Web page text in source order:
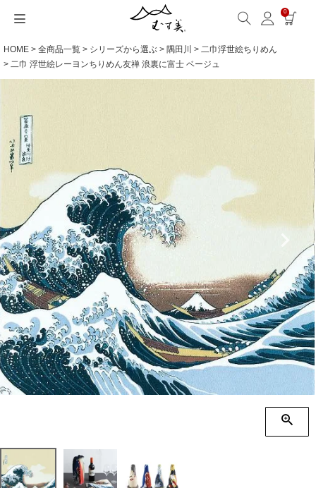
0
HOME 全商品一覧 シリーズから選ぶ 隅田川
二巾浮世絵ちりめん
二巾 浮世絵レーヨンちりめん友禅 浪裏に富士 ベージュ
サイズから選ぶ
Sサイズ(約45～50cm)
Mサイズ(約68～70cm)
Lサイズ(約90～120cm)
XLサイズ(約130cm～)
ギフトシーンから選ぶ
内祝い
婚礼・引出物
卒入学・就職祝い
弔事・法事
記念品
海外へのお土産
季節の贈り物
プチギフト
ギフトラッピング
シーンから選ぶ
毎日使うもの
お買い物
旅行
インテリア
ギフトラッピング
とっておきの日
素材から選ぶ
綿(コットン)
ポリエステル
リネン
ウール
レーヨン
正絹(絹100％)
シリーズ名から選ぶ
アクアドロップ(撥水)
ミナ ペルホネン
ひめむすび(Adeline Klam)
kata kata
鈴木マサル
こはれ
竹久夢二
伊砂文様
リバーシブル
ふくさ（念珠）・はんかち・書籍
はんかち・手ぬぐい
ふろしき書籍
名入れ・ラッピング
無料ラッピング
紙箱・木箱
発送・お問い合わせ
海外発送の方（English）
よくあるご質問
お問い合わせ
包み方・お手入れ
包み方・使い方
ワークショップ案内
ブログ・特集
特集
キャンペーン情報
読みもの(ブログ)
一升餅におすすめ
ストール巻き方
洋服カバー
ふろしきパッチン活用
特集
ECOバッグ 100cm
ECOバッグ 70cm
OUTDOOR
むす美とは
お取引をご希望の方